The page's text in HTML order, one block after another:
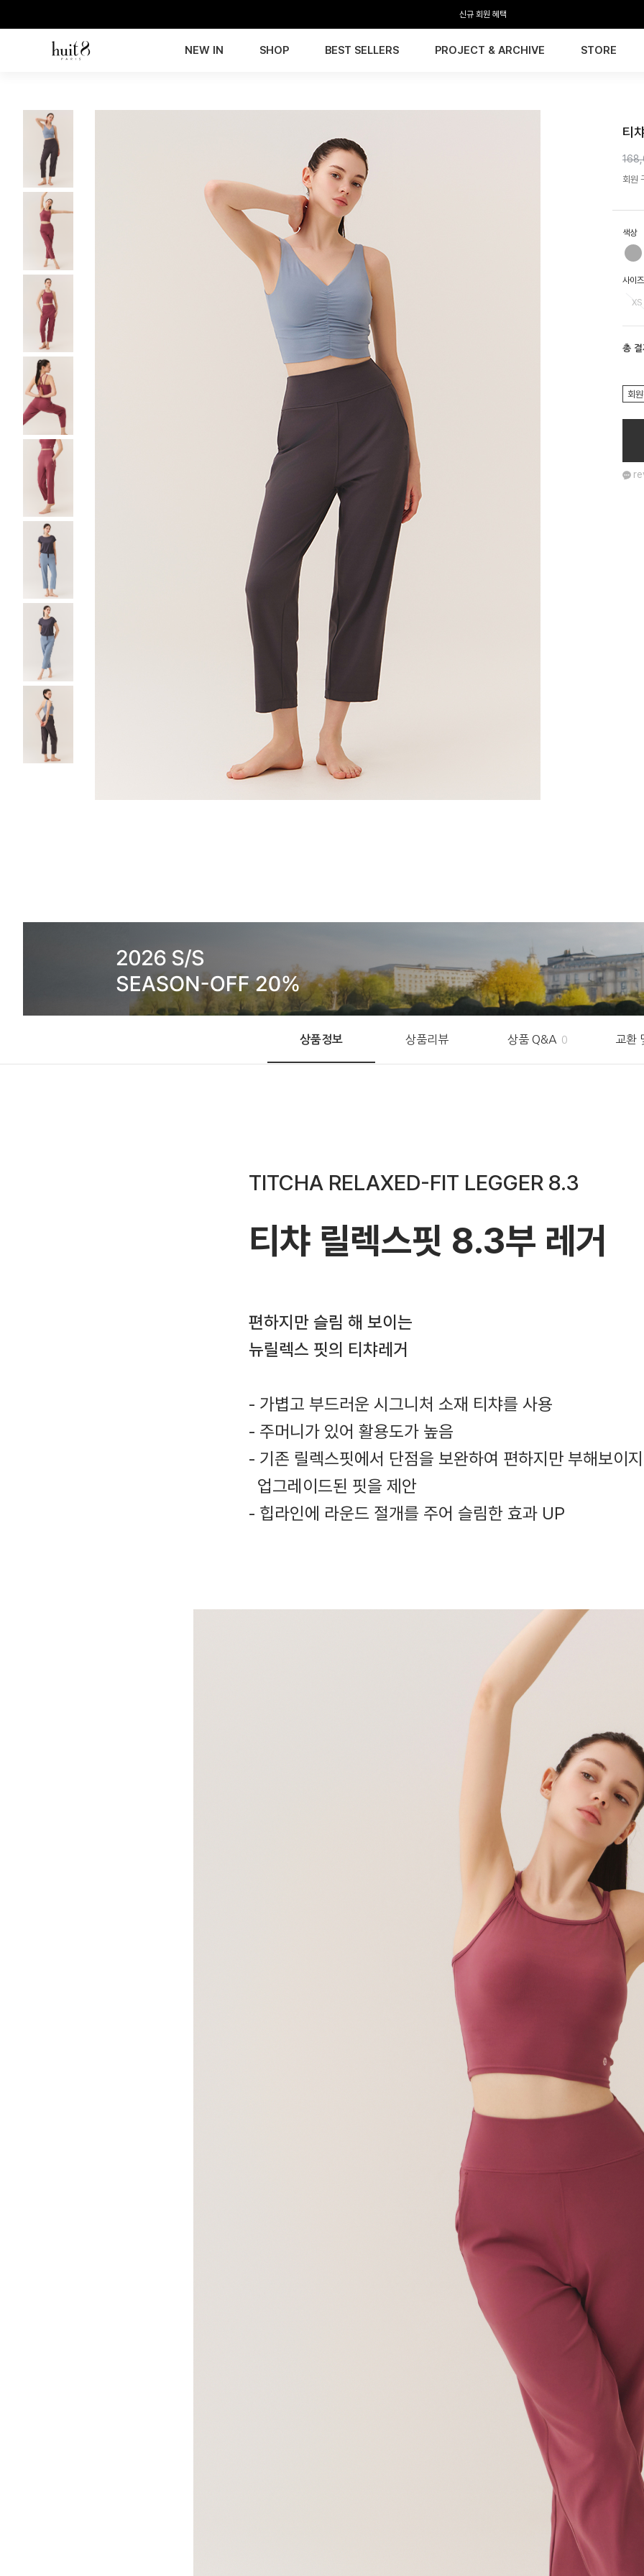
전 회원 무료배송 / 1회 사이즈 교환 무료
NEW IN SHOP BEST SELLERS PROJECT & ARCHIVE STORE
티
회원
색상
사이즈
XS
총 결
회
상품정보 상품리뷰 상품 Q&A 0 교환
TITCHA RELAXED-FIT LEGGER 8.3
티챠 릴렉스핏 8.3부 레거
편하지만 슬림 해 보이는
뉴릴렉스 핏의 티챠레거
- 가볍고 부드러운 시그니처 소재 티챠를 사용
- 주머니가 있어 활용도가 높음
- 기존 릴렉스핏에서 단점을 보완하여 편하지만 부해보이
업그레이드된 핏을 제안
- 힙라인에 라운드 절개를 주어 슬림한 효과 UP